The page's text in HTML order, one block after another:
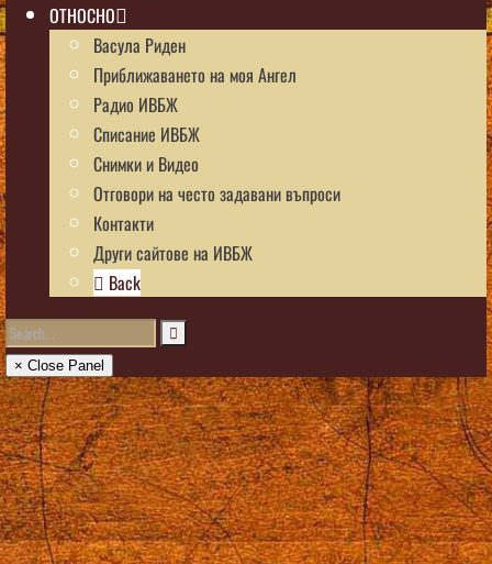
ОТНОСНО
Васула Риден
Приближаването на моя Ангел
Радио ИВБЖ
Списание ИВБЖ
Снимки и Видео
Отговори на често задавани въпроси
Контакти
Други сайтове на ИВБЖ
Back
× Close Panel